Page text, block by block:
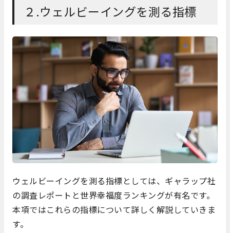
２.ウェルビーイングを測る指標
ウェルビーイングを測る指標としては、ギャラップ社
の調査レポートと世界幸福度ランキングが有名です。
本項ではこれらの指標について詳しく解説していきま
す。